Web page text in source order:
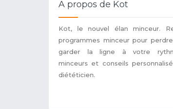
A propos de Kot
Kot, le nouvel élan minceur.
programmes minceur pour
garder la ligne à votre
minceurs et conseils
diététicien.